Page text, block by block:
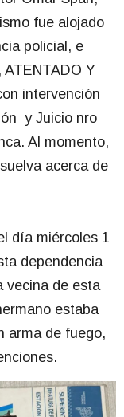
fue alojado
policial, e
ATENTADO Y
intervención
y Juicio nro
Al momento,
acerca de
día miércoles 1
dependencia
vecina de esta
estaba
arma de fuego,